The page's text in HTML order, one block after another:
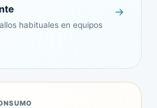
habituales en equipos